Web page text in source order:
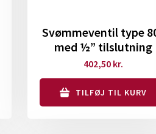
Svømmeventil type
med ½” tilslutning
402,50 kr.
TILFØJ TIL KURV